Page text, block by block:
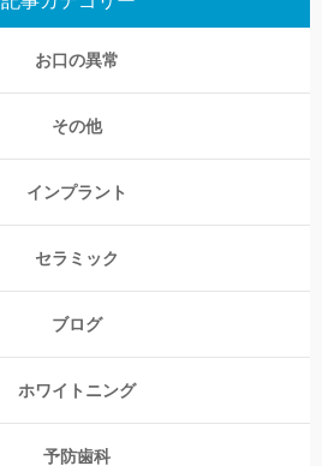
お口の異常
その他
インプラント
セラミック
ブログ
ホワイトニング
予防歯科